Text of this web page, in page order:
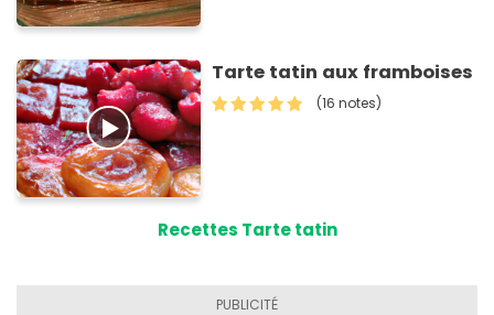
Tarte tatin aux framboises
(16 notes)
Recettes Tarte tatin